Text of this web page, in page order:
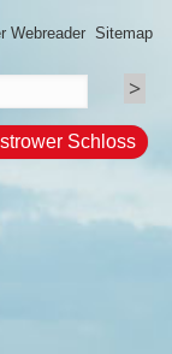
Webreader Sitemap
Schloss